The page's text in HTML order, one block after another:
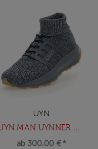
UYN
UYN MAN UYNNER HERO SHOES
ab 300,00 € *